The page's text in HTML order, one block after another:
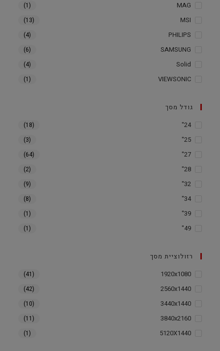
MAG
(1)
MSI
(13)
PHILIPS
(4)
SAMSUNG
(6)
Solid
(4)
VIEWSONIC
(1)
גודל מסך
24"
(18)
25"
(3)
27"
(64)
28"
(2)
32"
(9)
34"
(8)
39"
(1)
49"
(1)
רזולוציית מסך
1920x1080
(41)
2560x1440
(42)
3440x1440
(10)
3840x2160
(11)
5120X1440
(1)